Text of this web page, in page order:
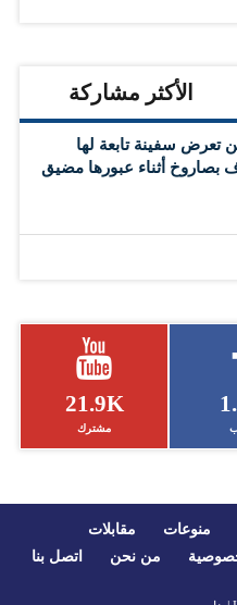
الأكثر مشاركة
تعرض سفينة تابعة لها
بصاروخ أثناء عبورها مضيق
21.9K
مشترك
منوعات
مقابلات
من نحن اتصل بنا